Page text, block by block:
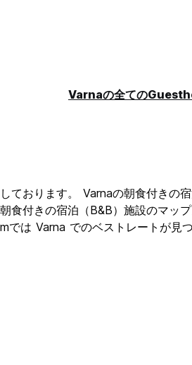
Varnaの全ての
おります。 Varnaの朝食付きの宿
食付きの宿泊（B&B）施設のマッ
は Varna でのベストレートが見つ